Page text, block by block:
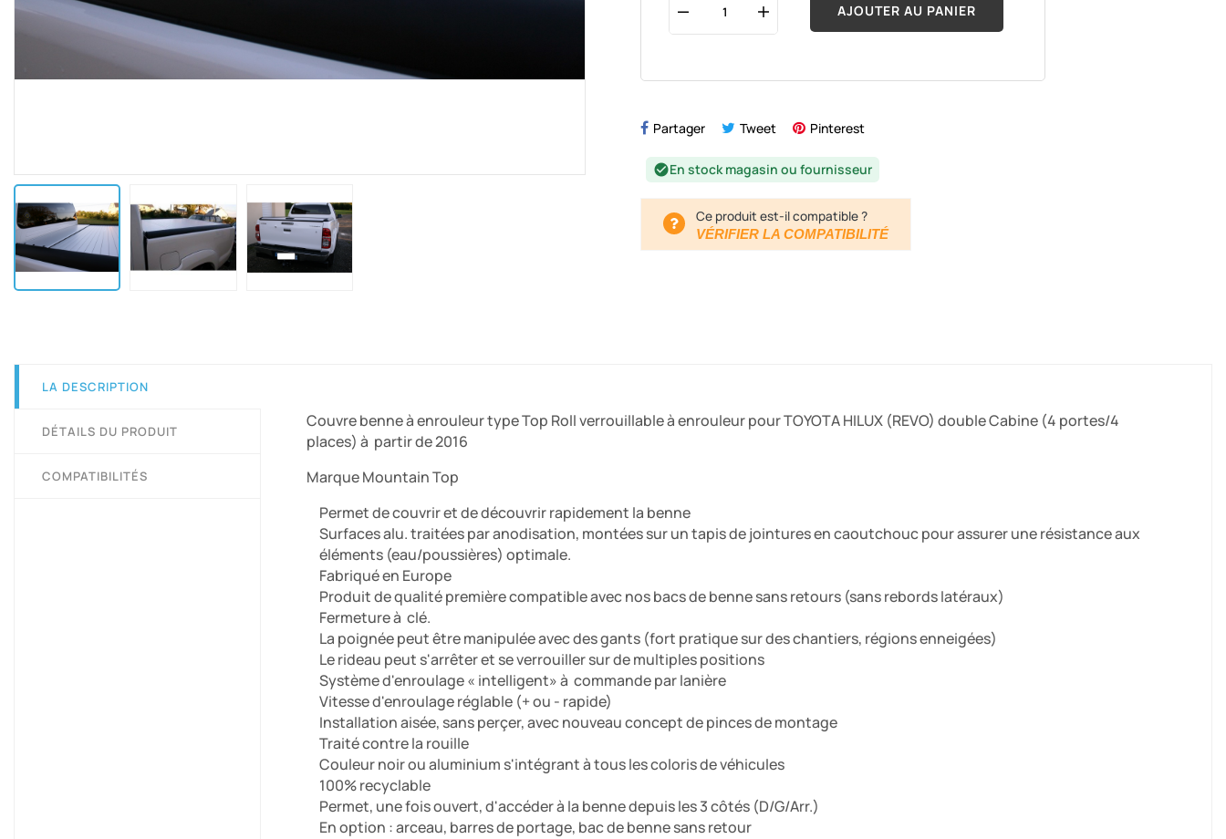
AJOUTER AU PANIER
Partager Tweet Pinterest
check_circleEn stock magasin ou fournisseur
Ce produit est-il compatible ?
VÉRIFIER LA COMPATIBILITÉ
LA DESCRIPTION
DÉTAILS DU PRODUIT
COMPATIBILITÉS
Couvre benne à enrouleur type Top Roll verrouillable à enrouleur pour TOYOTA HILUX (REVO) double Cabine (4 portes/4
places) à partir de 2016
Marque Mountain Top
Permet de couvrir et de découvrir rapidement la benne
Surfaces alu. traitées par anodisation, montées sur un tapis de jointures en caoutchouc pour assurer une résistance aux
éléments (eau/poussières) optimale.
Fabriqué en Europe
Produit de qualité première compatible avec nos bacs de benne sans retours (sans rebords latéraux)
Fermeture à clé.
La poignée peut être manipulée avec des gants (fort pratique sur des chantiers, régions enneigées)
Le rideau peut s'arrêter et se verrouiller sur de multiples positions
Système d'enroulage « intelligent» à commande par lanière
Vitesse d'enroulage réglable (+ ou - rapide)
Installation aisée, sans perçer, avec nouveau concept de pinces de montage
Traité contre la rouille
Couleur noir ou aluminium s'intégrant à tous les coloris de véhicules
100% recyclable
Permet, une fois ouvert, d'accéder à la benne depuis les 3 côtés (D/G/Arr.)
En option : arceau, barres de portage, bac de benne sans retour